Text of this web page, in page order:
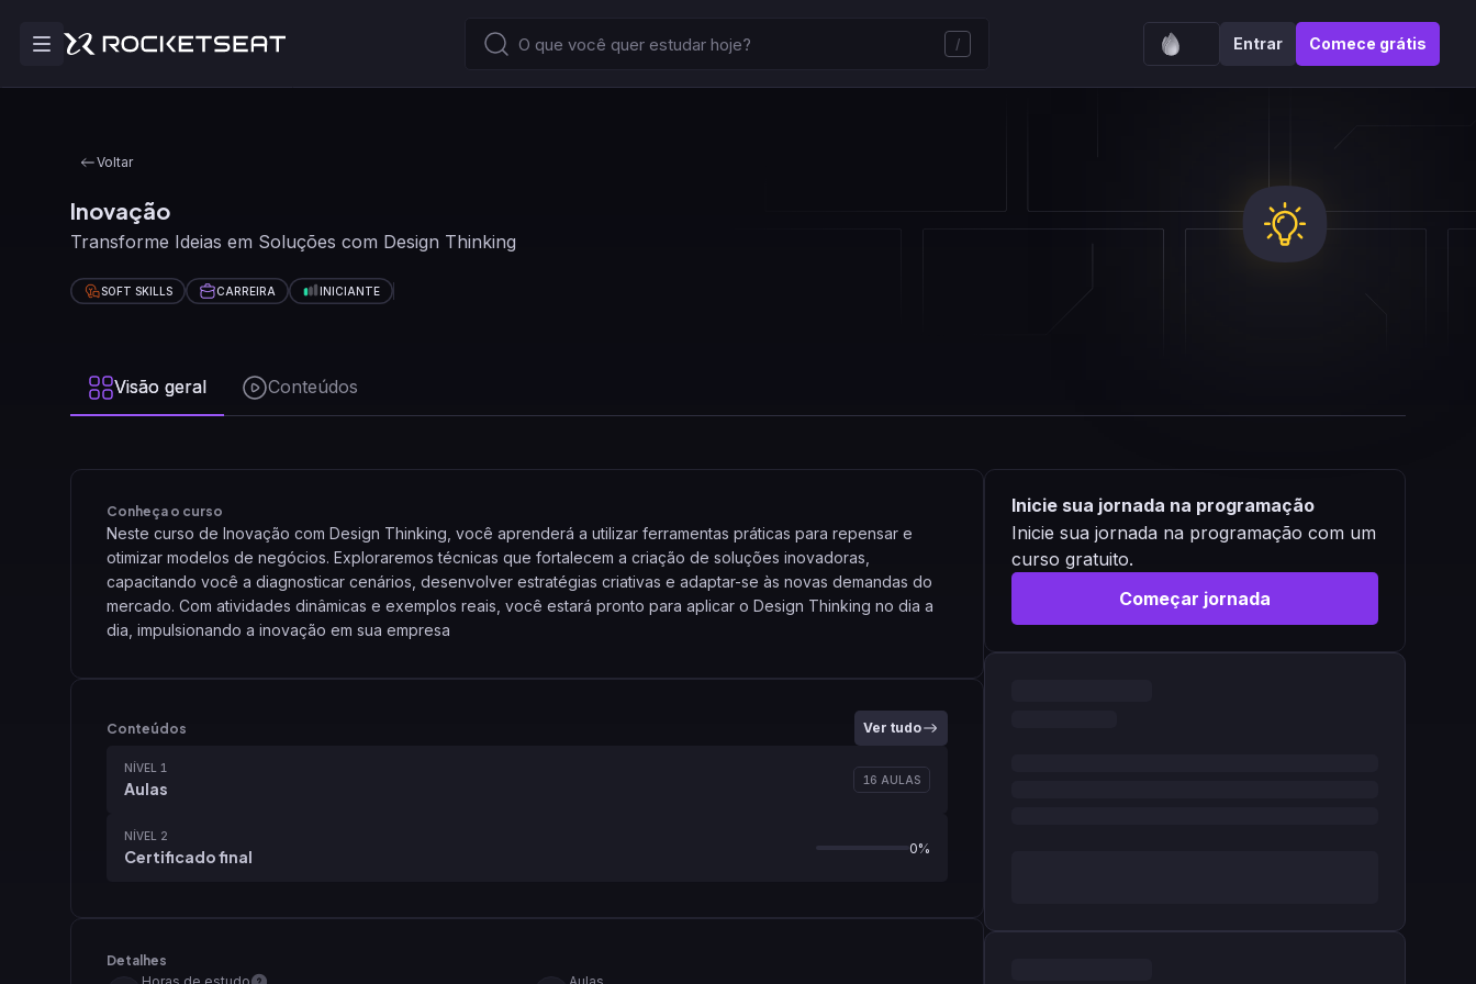
/ Entrar Comece grátis
Voltar
Inovação
Transforme Ideias em Soluções com Design Thinking
SOFT SKILLS CARREIRA INICIANTE
Visão geral Conteúdos
Conheça o curso
Neste curso de Inovação com Design Thinking, você aprenderá a utilizar ferramentas práticas para repensar e
otimizar modelos de negócios. Exploraremos técnicas que fortalecem a criação de soluções inovadoras,
capacitando você a diagnosticar cenários, desenvolver estratégias criativas e adaptar-se às novas demandas do
mercado. Com atividades dinâmicas e exemplos reais, você estará pronto para aplicar o Design Thinking no dia a
dia, impulsionando a inovação em sua empresa
Conteúdos Ver tudo
NÍVEL 1
Aulas 16 AULAS
NÍVEL 2
Certificado final 0%
Detalhes
Inicie sua jornada na programação
Inicie sua jornada na programação com um
curso gratuito.
Começar jornada